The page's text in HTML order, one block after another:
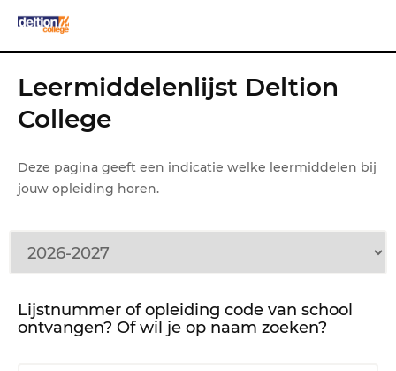
Leermiddelenlijst Deltion
College
Deze pagina geeft een indicatie welke leermiddelen bij
jouw opleiding horen.
Lijstnummer of opleiding code van school
ontvangen? Of wil je op naam zoeken?